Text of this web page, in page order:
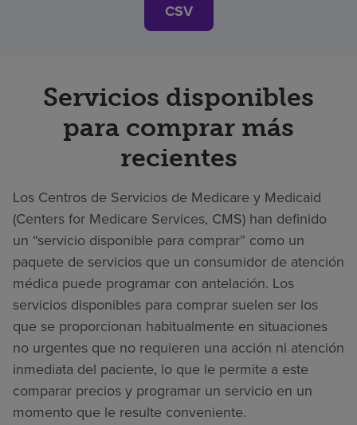
CSV
Servicios disponibles
para comprar más
recientes
Los Centros de Servicios de Medicare y Medicaid
(Centers for Medicare Services, CMS) han definido
un “servicio disponible para comprar” como un
paquete de servicios que un consumidor de atención
médica puede programar con antelación. Los
servicios disponibles para comprar suelen ser los
que se proporcionan habitualmente en situaciones
no urgentes que no requieren una acción ni atención
inmediata del paciente, lo que le permite a este
comparar precios y programar un servicio en un
momento que le resulte conveniente.